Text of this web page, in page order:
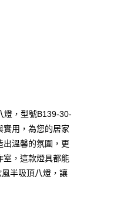
式。 讓您購物簡單
燈，型號B139-30-
實用，為您的居家
出溫馨的氛圍，更
室，這款燈具都能
半吸頂八燈，讓